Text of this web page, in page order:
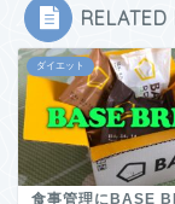
RELATED
ダイエット
食事管理にBASE